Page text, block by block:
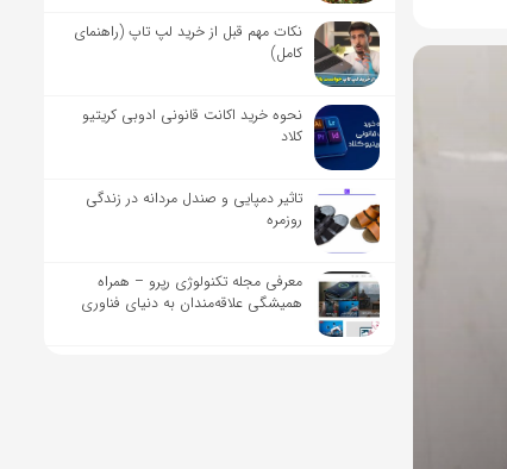
نکات مهم قبل از خرید لپ تاپ (راهنمای
کامل)
نحوه خرید اکانت قانونی ادوبی کریتیو
کلاد
تاثیر دمپایی و صندل مردانه در زندگی
روزمره
معرفی مجله تکنولوژی رپرو – همراه
همیشگی علاقه‌مندان به دنیای فناوری